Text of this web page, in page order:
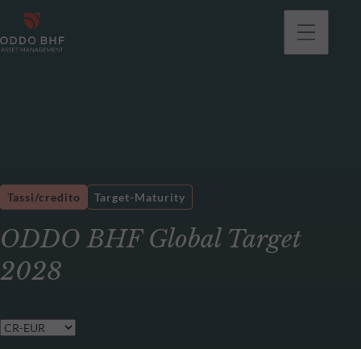
ODDO BHF Global Target
2028
Tassi/credito Target-Maturity